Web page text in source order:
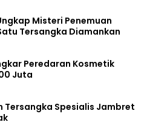
Misteri Penemuan
Tersangka Diamankan
Peredaran Kosmetik
Juta
Tersangka Spesialis Jambret